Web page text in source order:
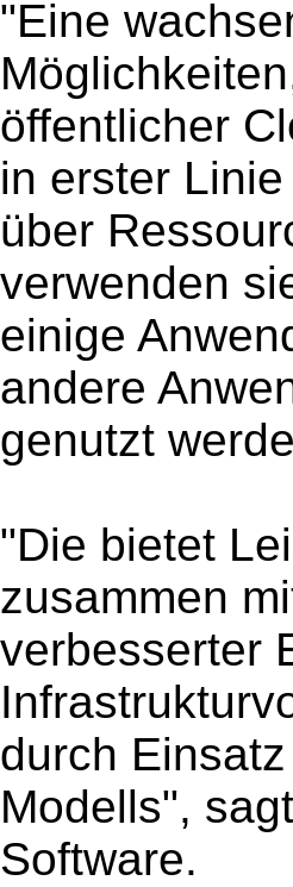
"Eine
öffentlicher
in erster
über
verwenden
einige
andere
genutzt
"Die bietet
zusammen
verbesserter
durch
Modells",
Software.